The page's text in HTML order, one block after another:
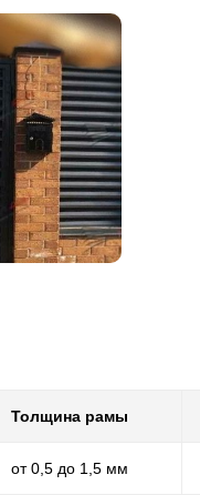
Толщина рамы
от 0,5 до 1,5 мм